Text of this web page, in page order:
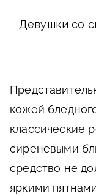
Девушки со
кожей
классические
сиреневыми
средство не
яркими